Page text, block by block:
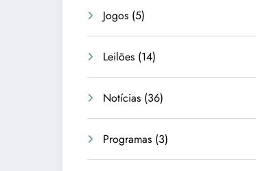
Jogos (5)
Leilões (14)
Notícias (36)
Programas (3)